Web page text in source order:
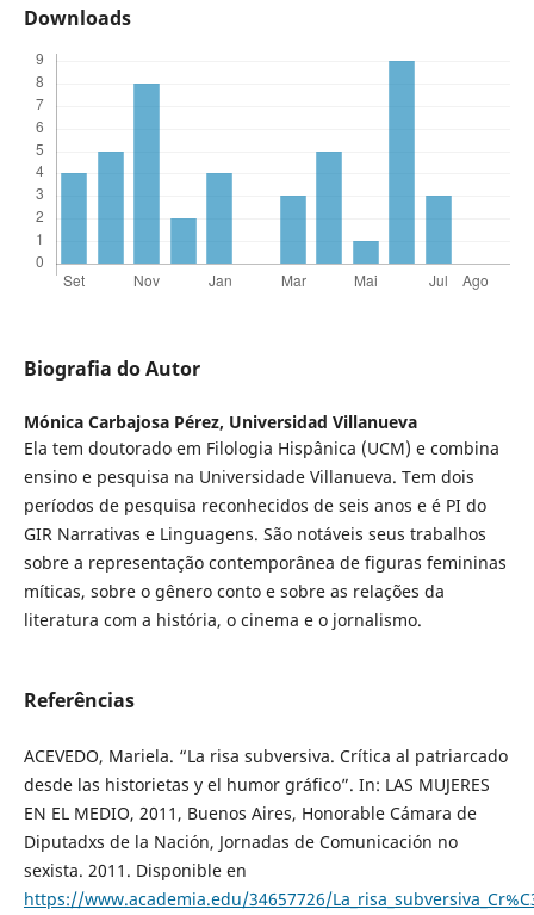
Downloads
Biografia do Autor
Mónica Carbajosa Pérez, Universidad Villanueva
Ela tem doutorado em Filologia Hispânica (UCM) e combina
ensino e pesquisa na Universidade Villanueva. Tem dois
períodos de pesquisa reconhecidos de seis anos e é PI do
GIR Narrativas e Linguagens. São notáveis ​​seus trabalhos
sobre a representação contemporânea de figuras femininas
míticas, sobre o gênero conto e sobre as relações da
literatura com a história, o cinema e o jornalismo.
Referências
ACEVEDO, Mariela. “La risa subversiva. Crítica al patriarcado
desde las historietas y el humor gráfico”. In: LAS MUJERES
EN EL MEDIO, 2011, Buenos Aires, Honorable Cámara de
Diputadxs de la Nación, Jornadas de Comunicación no
sexista. 2011. Disponible en
https://www.academia.edu/34657726/